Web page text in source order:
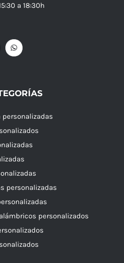
a 18:30h
personalizadas
personalizadas
personalizados